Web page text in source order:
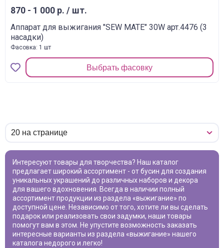
870 - 1 000 р. / шт.
Аппарат для выжигания "SEW MATE" 30W арт.4476 (3
насадки)
Фасовка: 1 шт
Выбрать фасовку
Интересуют товары для творчества? Наш каталог
предлагает широкий ассортимент - от бусин для создания
уникальных украшений до различных наборов и декора
для вашего вдохновения. Всегда в наличии полный
ассортимент продукции из раздела «выжигание» по
доступной цене. Независимо от того, хотите ли вы сделать
подарок или реализовать свои задумки, наши товары
помогут вам в этом. Не упустите возможность заказать
интересные варианты из раздела «выжигание» нашего
каталога недорого и легко!